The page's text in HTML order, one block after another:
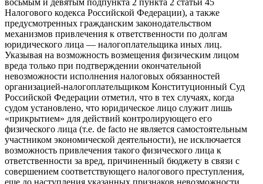
Налогового кодекса Российской Федерации), а также
предусмотренных гражданским законодательством
механизмов привлечения к ответственности по долгам
юридического лица — налогоплательщика иных лиц.
Указывая на возможность возмещения физическим лицом
вреда только при подтверждении окончательной
невозможности исполнения налоговых обязанностей
организацией-налогоплательщиком Конституционный Суд
Российской Федерации отметил, что в тех случаях, когда
судом установлено, что юридическое лицо служит лишь
«прикрытием» для действий контролирующего его
физического лица (т.е. de facto не является самостоятельным
участником экономической деятельности), не исключается
возможность привлечения такого физического лица к
ответственности за вред, причиненный бюджету в связи с
совершением соответствующего налогового преступления,
еще до наступления указанных признаков невозможности